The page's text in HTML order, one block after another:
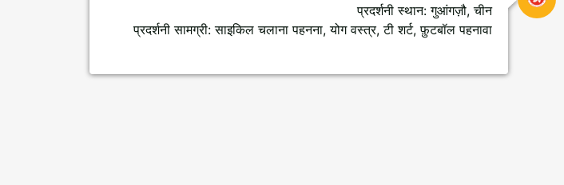
प्रदर्शनी स्थान: गुआंगज़ौ, चीन
प्रदर्शनी सामग्री: साइकिल चलाना पहनना, योग वस्त्र, टी शर्ट, फ़ुटबॉल पहनावा